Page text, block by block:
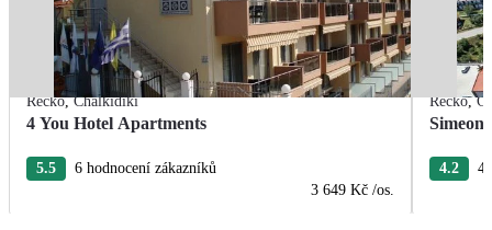
Řecko,Chalkidiki
4 You Hotel Apartments
5.5
6 hodnocení zákazníků
3 649 Kč /os.
Řecko,
Simeon
4.2 4